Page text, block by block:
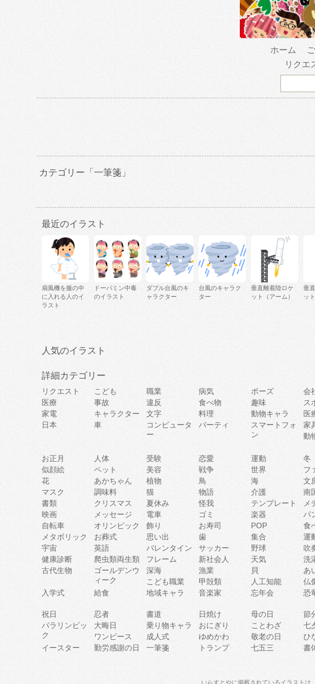
ホーム
リクエ
カテゴリー「一筆箋」
最近のイラスト
扇風機を服の中
に入れる人のイ
ラスト
ドーパミン中毒
のイラスト
ダブル台風のキ
ャラクター
台風のキャラク
ター
垂直離着陸ロケ
ット（アーム）
垂
ット
人気のイラスト
詳細カテゴリー
リクエスト こども 職業 病気 ポーズ 会
医療
事故 違反 食べ物 趣味 ス
家電
キャラクター 文字 料理 動物キャラ 医
日本
車
コンピュータ
ー
パーティ
スマートフォ
ン
家
動
お正月
人体 受験 恋愛 運動 冬
似顔絵
ペット 美容 戦争 世界 フ
花
あかちゃん 植物 鳥 海 文
マスク
調味料 猫 物語 介護 南
書類
クリスマス 夏休み 怪我 テンプレート メ
映画
メッセージ 電車 ゴミ 楽器 パ
自転車
オリンピック 飾り お寿司 POP 食
メタボリック
お葬式 思い出 歯 集合 運
宇宙
英語 バレンタイン サッカー 野球 吹
健康診断
爬虫類両生類 フレーム 新社会人 天気 洗
古代生物
ゴールデンウ
ィーク
深海 漁業 貝 あ
こども職業
甲殻類 人工知能 仏
入学式
給食 地域キャラ 音楽家 忘年会 恐
祝日
忍者 書道 日焼け 母の日 節
パラリンピッ
ク
大晦日 乗り物キャラ おにぎり ことわざ 七
ワンピース
成人式 ゆめかわ 敬老の日 ひ
イースター
勤労感謝の日 一筆箋 トランプ 七五三 書
いらすとやに掲載されているイラストは